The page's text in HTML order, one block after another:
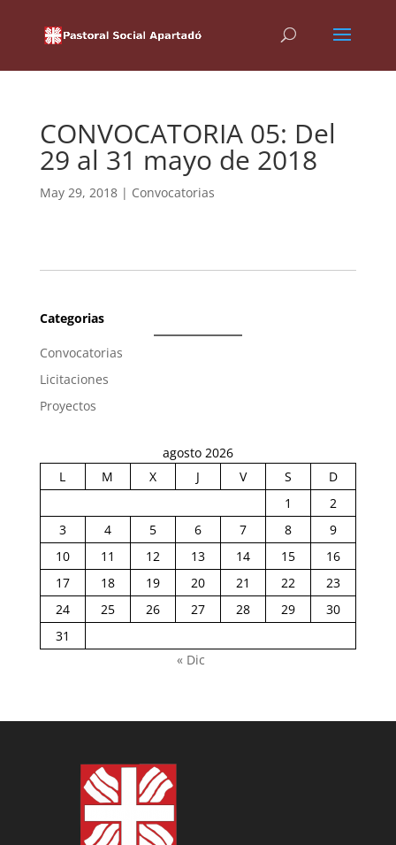
CONVOCATORIA 05: Del
29 al 31 mayo de 2018
May 29, 2018| Convocatorias
Categorias
Convocatorias
Licitaciones
Proyectos
agosto 2026
L
M X J V S
D
1
2
3
4 5 6 7 8
9
10
11 12 13 14 15
16
17
18 19 20 21 22
23
24
25 26 27 28 29
30
31
« Dic